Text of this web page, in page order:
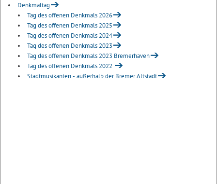
Denkmaltag
Tag des offenen Denkmals 2026
Tag des offenen Denkmals 2025
Tag des offenen Denkmals 2024
Tag des offenen Denkmals 2023
Tag des offenen Denkmals 2023 Bremerhaven
Tag des offenen Denkmals 2022
Stadtmusikanten - außerhalb der Bremer Altstadt